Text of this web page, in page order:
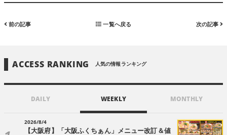
前の記事 一覧へ戻る 次の記事
ACCESS RANKING 人気の情報ランキング
DAILY WEEKLY MONTHLY
2026/8/4
【大阪府】「大阪ふくちぁん」メニュー改訂＆値